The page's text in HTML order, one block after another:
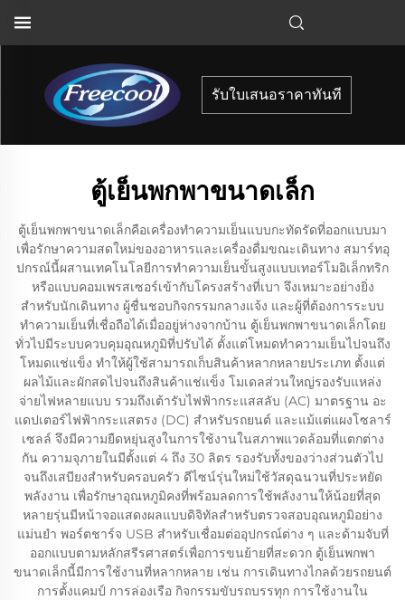
รับใบเสนอราคาทันที
ตู้เย็นพกพาขนาดเล็ก
ตู้เย็นพกพาขนาดเล็กคือเครื่องทำความเย็นแบบกะทัดรัดที่ออกแบบมา
เพื่อรักษาความสดใหม่ของอาหารและเครื่องดื่มขณะเดินทาง สมาร์ทอุ
ปกรณ์นี้ผสานเทคโนโลยีการทำความเย็นขั้นสูงแบบเทอร์โมอิเล็กทริก
หรือแบบคอมเพรสเซอร์เข้ากับโครงสร้างที่เบา จึงเหมาะอย่างยิ่ง
สำหรับนักเดินทาง ผู้ชื่นชอบกิจกรรมกลางแจ้ง และผู้ที่ต้องการระบบ
ทำความเย็นที่เชื่อถือได้เมื่ออยู่ห่างจากบ้าน ตู้เย็นพกพาขนาดเล็กโดย
ทั่วไปมีระบบควบคุมอุณหภูมิที่ปรับได้ ตั้งแต่โหมดทำความเย็นไปจนถึง
โหมดแช่แข็ง ทำให้ผู้ใช้สามารถเก็บสินค้าหลากหลายประเภท ตั้งแต่
ผลไม้และผักสดไปจนถึงสินค้าแช่แข็ง โมเดลส่วนใหญ่รองรับแหล่ง
จ่ายไฟหลายแบบ รวมถึงเต้ารับไฟฟ้ากระแสสลับ (AC) มาตรฐาน อะ
แดปเตอร์ไฟฟ้ากระแสตรง (DC) สำหรับรถยนต์ และแม้แต่แผงโซลาร์
เซลล์ จึงมีความยืดหยุ่นสูงในการใช้งานในสภาพแวดล้อมที่แตกต่าง
กัน ความจุภายในมีตั้งแต่ 4 ถึง 30 ลิตร รองรับทั้งของว่างส่วนตัวไป
จนถึงเสบียงสำหรับครอบครัว ดีไซน์รุ่นใหม่ใช้วัสดุฉนวนที่ประหยัด
พลังงาน เพื่อรักษาอุณหภูมิคงที่พร้อมลดการใช้พลังงานให้น้อยที่สุด
หลายรุ่นมีหน้าจอแสดงผลแบบดิจิทัลสำหรับตรวจสอบอุณหภูมิอย่าง
แม่นยำ พอร์ตชาร์จ USB สำหรับเชื่อมต่ออุปกรณ์ต่าง ๆ และด้ามจับที่
ออกแบบตามหลักสรีรศาสตร์เพื่อการขนย้ายที่สะดวก ตู้เย็นพกพา
ขนาดเล็กนี้มีการใช้งานที่หลากหลาย เช่น การเดินทางไกลด้วยรถยนต์
การตั้งแคมป์ การล่องเรือ กิจกรรมขับรถบรรทุก การใช้งานใน